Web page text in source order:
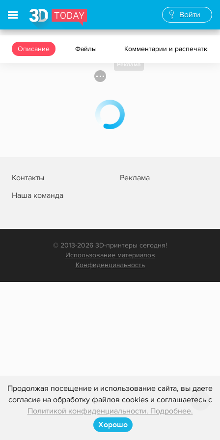
Продолжая посещение и использование сайта, вы даете
согласие на обработку файлов cookies и соглашаетесь с
Политикой конфиденциальности. Подробнее.
Хорошо
Войти
Описание Файлы Комментарии и распечатки
Реклама
Контакты
Реклама
Наша команда
© 2013-2026 3D-принтеры сегодня!
Использование материалов
Конфиденциальность